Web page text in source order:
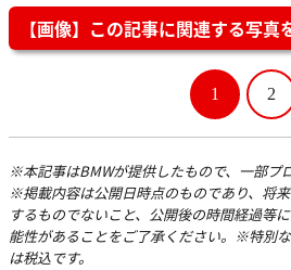
【画像】この記事に関連する写
1 2
※本記事はBMWが提供したもので、一部プ
※掲載内容は公開日時点のものであり、将
するものでないこと、公開後の時間経過等
能性があることをご了承ください。※特別
は税込です。